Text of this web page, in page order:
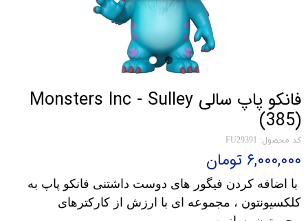
فانکو پاپ سالی Monsters Inc - Sulley
(385)
کد محصول: FU29391
۶,۰۰۰,۰۰۰ تومان
با اضافه کردن فیگور های دوست داشتنی فانکو پاپ به
کلکسیونتون ، مجموعه ای با ارزش از کارکترهای